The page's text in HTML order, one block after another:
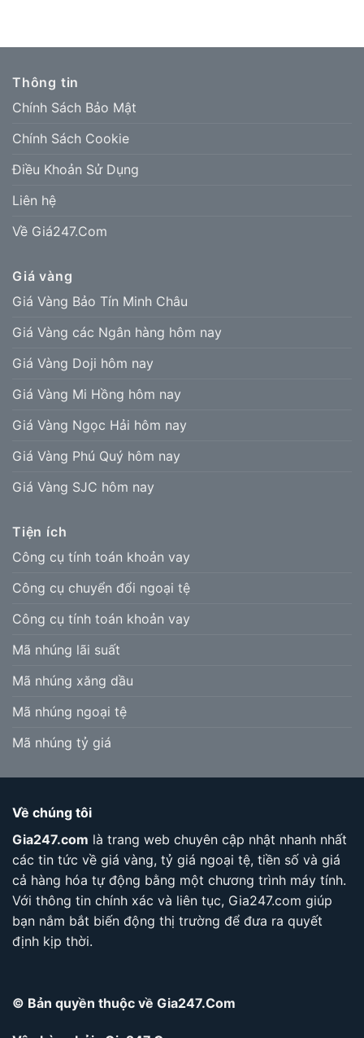
Thông tin
Chính Sách Bảo Mật
Chính Sách Cookie
Điều Khoản Sử Dụng
Liên hệ
Về Giá247.Com
Giá vàng
Giá Vàng Bảo Tín Minh Châu
Giá Vàng các Ngân hàng hôm nay
Giá Vàng Doji hôm nay
Giá Vàng Mi Hồng hôm nay
Giá Vàng Ngọc Hải hôm nay
Giá Vàng Phú Quý hôm nay
Giá Vàng SJC hôm nay
Tiện ích
Công cụ tính toán khoản vay
Công cụ chuyển đổi ngoại tệ
Công cụ tính toán khoản vay
Mã nhúng lãi suất
Mã nhúng xăng dầu
Mã nhúng ngoại tệ
Mã nhúng tỷ giá
Về chúng tôi
Gia247.com là trang web chuyên cập nhật nhanh nhất
các tin tức về giá vàng, tỷ giá ngoại tệ, tiền số và giá
cả hàng hóa tự động bằng một chương trình máy tính.
Với thông tin chính xác và liên tục, Gia247.com giúp
bạn nắm bắt biến động thị trường để đưa ra quyết
định kịp thời.
© Bản quyền thuộc về Gia247.Com